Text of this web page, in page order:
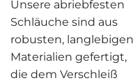
Unsere abriebfesten
Schläuche sind aus
robusten, langlebigen
Materialien gefertigt,
die dem Verschleiß